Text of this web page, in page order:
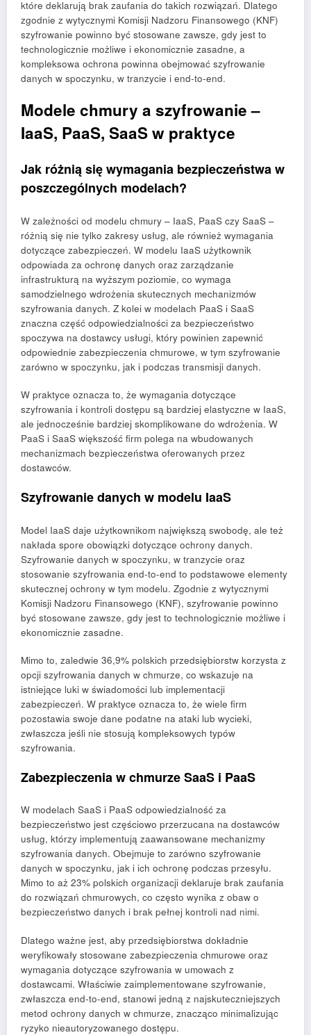
które deklarują brak zaufania do takich rozwiązań. Dlatego
zgodnie z wytycznymi Komisji Nadzoru Finansowego (KNF)
szyfrowanie powinno być stosowane zawsze, gdy jest to
technologicznie możliwe i ekonomicznie zasadne, a
kompleksowa ochrona powinna obejmować szyfrowanie
danych w spoczynku, w tranzycie i end-to-end.
Modele chmury a szyfrowanie –
IaaS, PaaS, SaaS w praktyce
Jak różnią się wymagania bezpieczeństwa w
poszczególnych modelach?
W zależności od modelu chmury – IaaS, PaaS czy SaaS –
różnią się nie tylko zakresy usług, ale również wymagania
dotyczące zabezpieczeń. W modelu IaaS użytkownik
odpowiada za ochronę danych oraz zarządzanie
infrastrukturą na wyższym poziomie, co wymaga
samodzielnego wdrożenia skutecznych mechanizmów
szyfrowania danych. Z kolei w modelach PaaS i SaaS
znaczna część odpowiedzialności za bezpieczeństwo
spoczywa na dostawcy usługi, który powinien zapewnić
odpowiednie zabezpieczenia chmurowe, w tym szyfrowanie
zarówno w spoczynku, jak i podczas transmisji danych.
W praktyce oznacza to, że wymagania dotyczące
szyfrowania i kontroli dostępu są bardziej elastyczne w IaaS,
ale jednocześnie bardziej skomplikowane do wdrożenia. W
PaaS i SaaS większość firm polega na wbudowanych
mechanizmach bezpieczeństwa oferowanych przez
dostawców.
Szyfrowanie danych w modelu IaaS
Model IaaS daje użytkownikom największą swobodę, ale też
nakłada spore obowiązki dotyczące ochrony danych.
Szyfrowanie danych w spoczynku, w tranzycie oraz
stosowanie szyfrowania end-to-end to podstawowe elementy
skutecznej ochrony w tym modelu. Zgodnie z wytycznymi
Komisji Nadzoru Finansowego (KNF), szyfrowanie powinno
być stosowane zawsze, gdy jest to technologicznie możliwe i
ekonomicznie zasadne.
Mimo to, zaledwie 36,9% polskich przedsiębiorstw korzysta z
opcji szyfrowania danych w chmurze, co wskazuje na
istniejące luki w świadomości lub implementacji
zabezpieczeń. W praktyce oznacza to, że wiele firm
pozostawia swoje dane podatne na ataki lub wycieki,
zwłaszcza jeśli nie stosują kompleksowych typów
szyfrowania.
Zabezpieczenia w chmurze SaaS i PaaS
W modelach SaaS i PaaS odpowiedzialność za
bezpieczeństwo jest częściowo przerzucana na dostawców
usług, którzy implementują zaawansowane mechanizmy
szyfrowania danych. Obejmuje to zarówno szyfrowanie
danych w spoczynku, jak i ich ochronę podczas przesyłu.
Mimo to aż 23% polskich organizacji deklaruje brak zaufania
do rozwiązań chmurowych, co często wynika z obaw o
bezpieczeństwo danych i brak pełnej kontroli nad nimi.
Dlatego ważne jest, aby przedsiębiorstwa dokładnie
weryfikowały stosowane zabezpieczenia chmurowe oraz
wymagania dotyczące szyfrowania w umowach z
dostawcami. Właściwie zaimplementowane szyfrowanie,
zwłaszcza end-to-end, stanowi jedną z najskuteczniejszych
metod ochrony danych w chmurze, znacząco minimalizując
ryzyko nieautoryzowanego dostępu.